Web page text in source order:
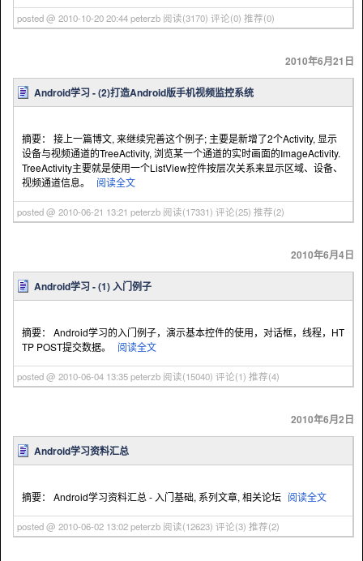
posted @ 2010-10-20 20:44 peterzb 阅读(3170) 评论(0) 推荐(0)
2010年6月21日
Android学习 - (2)打造Android版手机视频监控系统
摘要： 接上一篇博文, 来继续完善这个例子; 主要是新增了2个Activity, 显示
设备与视频通道的TreeActivity, 浏览某一个通道的实时画面的ImageActivity.
TreeActivity主要就是使用一个ListView控件按层次关系来显示区域、设备、
视频通道信息。
阅读全文
posted @ 2010-06-21 13:21 peterzb 阅读(17331) 评论(25) 推荐(2)
2010年6月4日
Android学习 - (1) 入门例子
摘要： Android学习的入门例子，演示基本控件的使用，对话框，线程，HT
TP POST提交数据。
阅读全文
posted @ 2010-06-04 13:35 peterzb 阅读(15040) 评论(1) 推荐(4)
2010年6月2日
Android学习资料汇总
摘要： Android学习资料汇总 - 入门基础, 系列文章, 相关论坛 阅读全文
posted @ 2010-06-02 13:02 peterzb 阅读(12623) 评论(3) 推荐(2)